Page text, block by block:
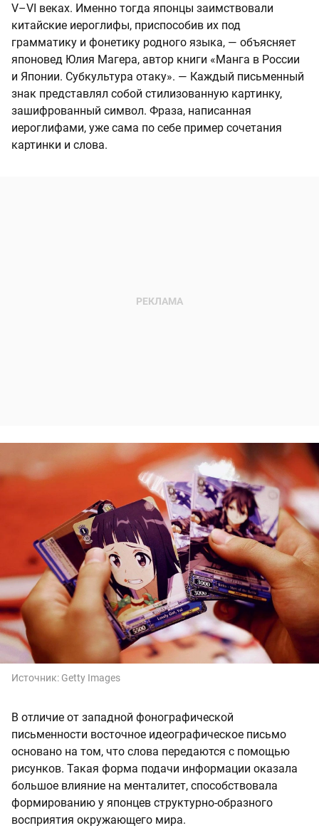
V–VI веках. Именно тогда японцы заимствовали
китайские иероглифы, приспособив их под
грамматику и фонетику родного языка, — объясняет
японовед Юлия Магера, автор книги «Манга в России
и Японии. Субкультура отаку». — Каждый письменный
знак представлял собой стилизованную картинку,
зашифрованный символ. Фраза, написанная
иероглифами, уже сама по себе пример сочетания
картинки и слова.
Источник: Getty Images
В отличие от западной фонографической
письменности восточное идеографическое письмо
основано на том, что слова передаются с помощью
рисунков. Такая форма подачи информации оказала
большое влияние на менталитет, способствовала
формированию у японцев структурно-образного
восприятия окружающего мира.